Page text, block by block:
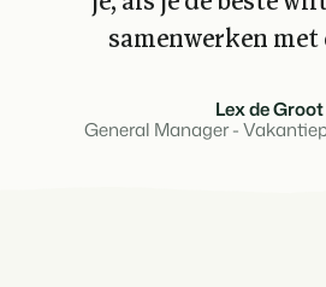
samenwerken met
Lex de Groot
General Manager -